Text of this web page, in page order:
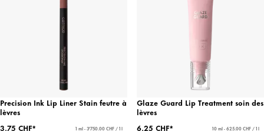
Precision Ink Lip Liner Stain feutre à
lèvres
3.75 CHF*
1 ml - 3'750.00 CHF / 1 l
Glaze Guard Lip Treatment soin des
lèvres
6.25 CHF*
10 ml - 625.00 CHF / 1 l